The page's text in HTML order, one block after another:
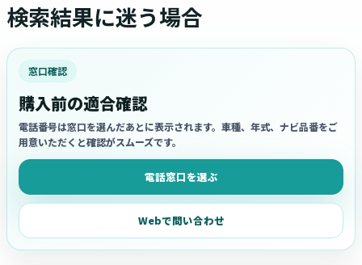
検索結果に迷う場合
窓口確認
購入前の適合確認
電話番号は窓口を選んだあとに表示されます。車種、年式、ナビ品番をご
用意いただくと確認がスムーズです。
電話窓口を選ぶ
Webで問い合わせ